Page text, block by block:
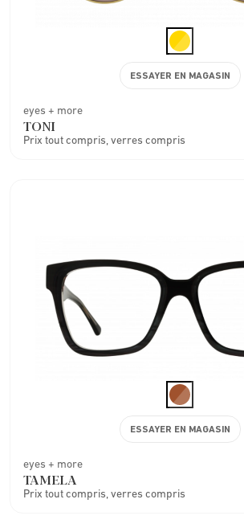
eyes + more
TONI
Prix tout compris, verres compris
ESSAYER EN MAGASIN
eyes + more
TAMELA
Prix tout compris, verres compris
ESSAYER EN MAGASIN